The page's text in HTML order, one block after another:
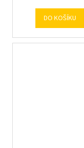
DO KOŠÍKU